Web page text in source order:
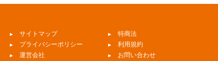
サイトマップ
特商法
プライバシーポリシー
利用規約
運営会社
お問い合わせ